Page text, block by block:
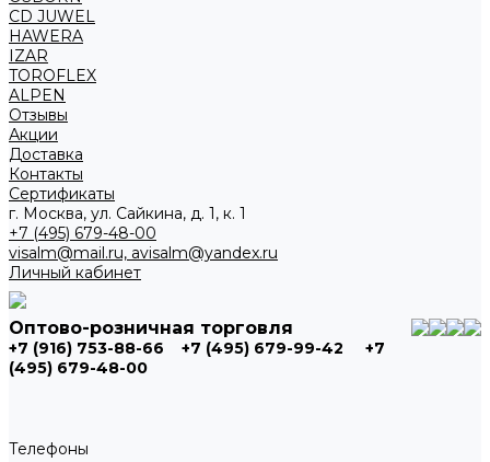
CD JUWEL
HAWERA
IZAR
TOROFLEX
ALPEN
Отзывы
Акции
Доставка
Контакты
Сертификаты
г. Москва, ул. Сайкина, д. 1, к. 1
+7 (495) 679-48-00
visalm@mail.ru, avisalm@yandex.ru
Личный кабинет
Оптово-розничная торговля
+7 (916) 753-88-66 +7 (495) 679-99-42
+7
(495) 679-48-00
Телефоны